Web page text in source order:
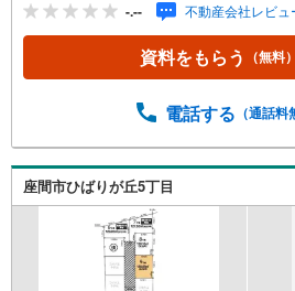
-.-- 不動産会社レビュ
資料をもらう （無料）
電話する （通話料
座間市ひばりが丘5丁目